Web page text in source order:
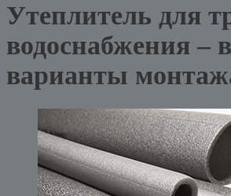
Утеплитель для
водоснабжения –
варианты